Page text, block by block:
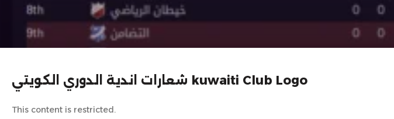
شعارات اندية الدوري الكويتي kuwaiti Club Logo
This content is restricted.